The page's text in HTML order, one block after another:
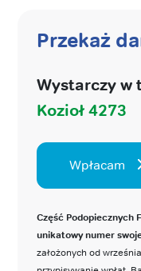
Przekaż
Wystarczy w
Kozioł 4273
Wpłacam
Część Podopiecznych
unikatowy numer
założonych od